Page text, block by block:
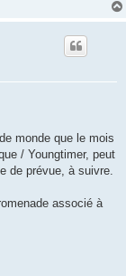
monde que le mois
/ Youngtimer, peut
de prévue, à suivre.
associé à